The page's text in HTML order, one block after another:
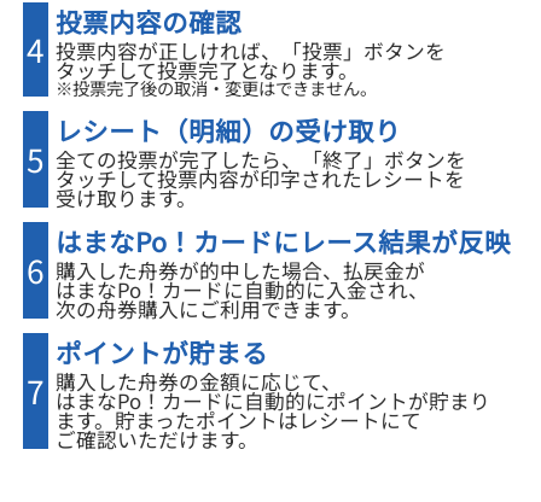
4
投票内容の確認
投票内容が正しければ、「投票」ボタンを
タッチして投票完了となります。
※投票完了後の取消・変更はできません。
5
レシート（明細）の受け取り
全ての投票が完了したら、「終了」ボタンを
タッチして投票内容が印字されたレシートを
受け取ります。
6
はまなPo！カードにレース結果が反映
購入した舟券が的中した場合、払戻金が
はまなPo！カードに自動的に入金され、
次の舟券購入にご利用できます。
7
ポイントが貯まる
購入した舟券の金額に応じて、
はまなPo！カードに自動的にポイントが貯まり
ます。貯まったポイントはレシートにて
ご確認いただけます。